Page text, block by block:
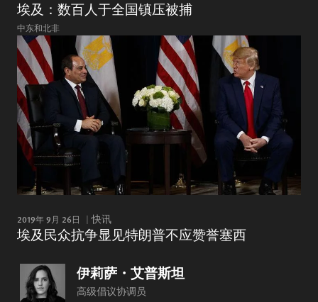
埃及：数百人于全国镇压被捕
中东和北非
2019年 9月 26日 快讯
埃及民众抗争显见特朗普不应赞誉塞西
伊莉萨・艾普斯坦
高级倡议协调员